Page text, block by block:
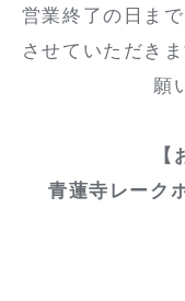
営業終了の日ま
させていただき
願
青蓮寺レーク